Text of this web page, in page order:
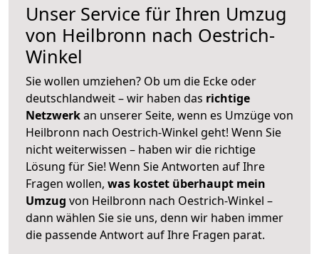
Unser Service für Ihren Umzug
von Heilbronn nach Oestrich-
Winkel
Sie wollen umziehen? Ob um die Ecke oder
deutschlandweit – wir haben das richtige
Netzwerkan unserer Seite, wenn es Umzüge von
Heilbronn nach Oestrich-Winkel geht! Wenn Sie
nicht weiterwissen – haben wir die richtige
Lösung für Sie! Wenn Sie Antworten auf Ihre
Fragen wollen, was kostet überhaupt mein
Umzug von Heilbronn nach Oestrich-Winkel –
dann wählen Sie sie uns, denn wir haben immer
die passende Antwort auf Ihre Fragen parat.